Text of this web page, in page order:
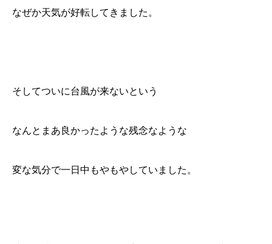
なぜか天気が好転してきました。
そしてついに台風が来ないという
なんとまあ良かったような残念なような
変な気分で一日中もやもやしていました。